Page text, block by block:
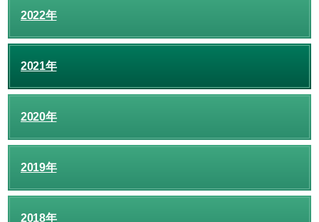
2022年
2021年
2020年
2019年
2018年